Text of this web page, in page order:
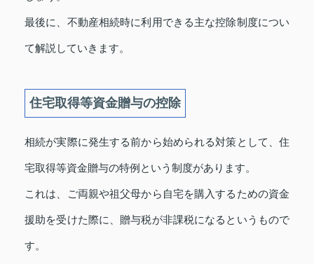
最後に、不動産相続時に利用できる主な控除制度につい
て解説していきます。
住宅取得等資金贈与の控除
相続が実際に発生する前から始められる対策として、住
宅取得等資金贈与の特例という制度があります。
これは、ご両親や祖父母から自宅を購入するための資金
援助を受けた際に、贈与税が非課税になるというもので
す。